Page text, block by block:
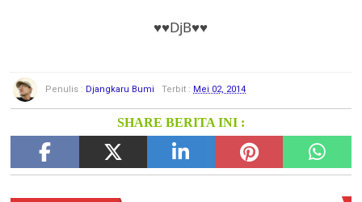
♥♥DjB♥♥
Penulis : Djangkaru Bumi Terbit : Mei 02, 2014
SHARE BERITA INI :